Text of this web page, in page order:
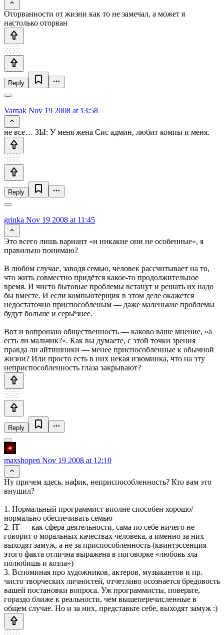
Оторванности от жизни как то не замечал, а может я
настолько оторван
Reply
Varnak Nov 19 2008 at 13:58
не все… ЗЫ: У меня жена Сис админ, любит компы и меня.
Reply
grinka Nov 19 2008 at 11:45
Это всего лишь вариант «и никакие они не особенные», я
правильно понимаю?
В любом случае, заводя семью, человек рассчитывает на то,
что жить совместно придётся какое-то продолжительное
время. И чисто бытовые проблемы встанут и решать их надо
бы вместе. И если компьютерщик в этом деле окажется
недостаточно приспособленым — даже маленькие проблемы
будут больше и серьёзнее.
Вот и вопрошаю общественность — каково ваше мнение, «а
есть ли мальчик?». Как вы думаете, с этой точки зрения
правда ли айтишники — менее приспособленные к обычной
жизни? Или просто есть в них некая изюминка, что на эту
неприспособленность глаза закрывают?
Reply
maxshopen Nov 19 2008 at 12:10
Ну причем здесь, нафик, неприспособленность? Кто вам это
внушил?
1. Нормальный программист вполне способен хорошо/
нормально обеспечивать семью
2. IT — как сфера деятельности, сама по себе ничего не
говорит о моральных качествах человека, а именно за них
выходят замуж, а не за приспособленность (квинтэссенция
этого факта отлична выражена в поговорке «любовь зла
полюбишь и козла»)
3. Вспоминая про художников, актеров, музыкантов и пр.
чисто творческих личностей, отчетливо осознается бредовость
вашей постановки вопроса. Уж программисты, поверьте,
гораздо ближе к реальности, чем вышеперечисленные в
общем случае. Но и за них, представьте себе, выходят замуж :)